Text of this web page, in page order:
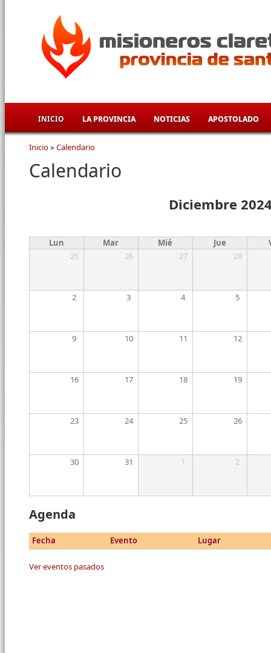
INICIO LA PROVINCIA NOTICIAS APOSTOLADO
Se encuentra usted aquí
Inicio» Calendario
Calendario
Diciembre
Lun Mar Mié Jue
25
26 27 28
2 3 4 5
9 10 11 12
16 17 18 19
23 24 25 26
30 31 1 2
Agenda
Fecha Evento Lugar
Ver eventos pasados